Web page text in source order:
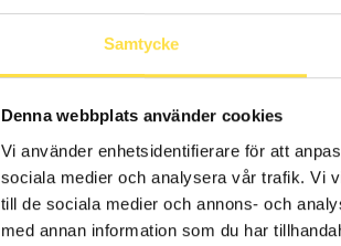
Samtycke
Denna webbplats använder cookies
Vi använder enhetsidentifierare för att
sociala medier och analysera vår trafik. Vi
till de sociala medier och annons- och
med annan information som du har
CLAMP COMPLETE
AV471
Incl. Screw, Nut & Tray
POSITION 10
Åtgår1